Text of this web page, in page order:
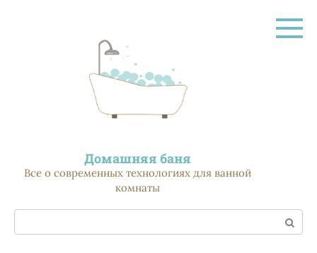
Домашняя баня
Все о современных технологиях для ванной
комнаты
Поиск: